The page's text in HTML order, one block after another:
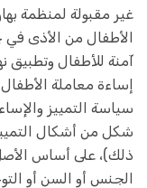
غير مقبولة لمنظمة
الأطفال من الأذى في
آمنة للأطفال وتطبيق
إساءة معاملة
سياسة التمييز
شكل من أشكال
ذلك)، على أساس الأصل
الجنس أو السن أو